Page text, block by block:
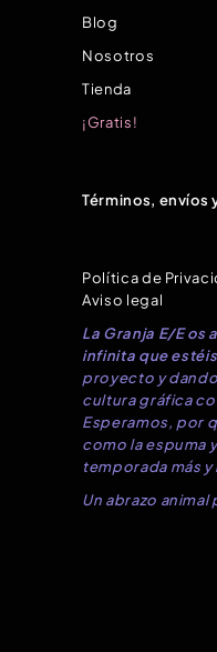
Blog
Nosotros
Tienda
¡Gratis!
Términos, envíos
Política de
Aviso legal
La Granja E/E os
infinita que
proyecto y
cultura gráfica
Esperamos, por
como la espuma
temporada más
Un abrazo